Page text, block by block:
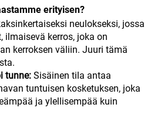
erityisen?
neulokseksi, jossa
ilmaisevä kerros, joka on
kerroksen väliin. Juuri tämä
tunne: Sisäinen tila antaa
tuntuisen kosketuksen, joka
ja ylellisempää kuin